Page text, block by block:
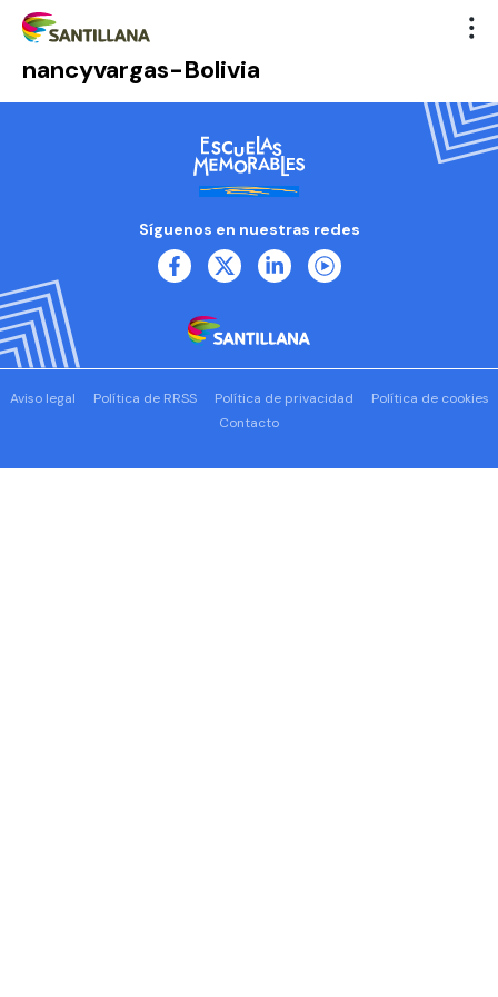
nancyvargas-Bolivia
Síguenos en nuestras redes
Aviso legal Política de RRSS Política de privacidad
Política de cookies
Contacto